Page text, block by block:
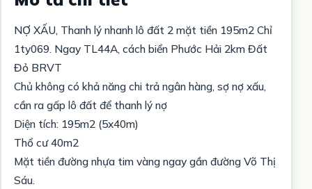
NỢ XẤU, Thanh lý nhanh lô đất 2 mặt tiền 195m2 Chỉ
1ty069. Ngay TL44A, cách biển Phước Hải 2km Đất
Đỏ BRVT
Chủ không có khả năng chi trả ngân hàng, sợ nợ xấu,
cần ra gấp lô đất để thanh lý nợ
Diện tích: 195m2 (5x40m)
Thổ cư 40m2
Mặt tiền đường nhựa tim vàng ngay gần đường Võ Thị
Sáu.